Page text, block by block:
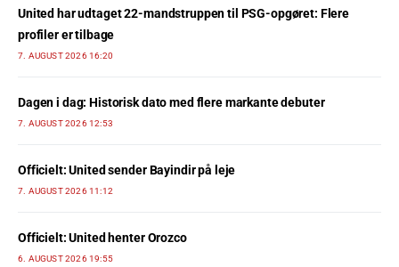
United har udtaget 22-mandstruppen til PSG-opgøret: Flere
profiler er tilbage
7. AUGUST 2026 16:20
Dagen i dag: Historisk dato med flere markante debuter
7. AUGUST 2026 12:53
Officielt: United sender Bayindir på leje
7. AUGUST 2026 11:12
Officielt: United henter Orozco
6. AUGUST 2026 19:55